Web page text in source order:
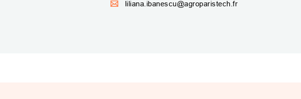
liliana.ibanescu@agroparistech.fr